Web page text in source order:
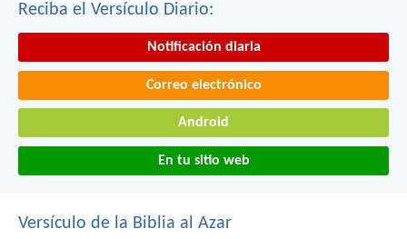
Reciba el Versículo Diario:
Notificación diaria
Correo electrónico
Android
En tu sitio web
Versículo de la Biblia al Azar